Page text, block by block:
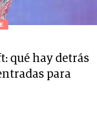
qué hay detrás
para